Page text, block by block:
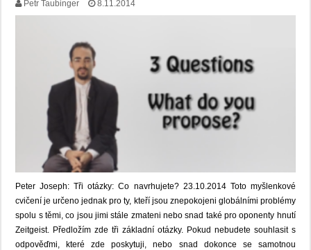
Petr Taubinger 8.11.2014
Peter Joseph: Tři otázky: Co navrhujete? 23.10.2014 Toto myšlenkové
cvičení je určeno jednak pro ty, kteří jsou znepokojeni globálními problémy
spolu s těmi, co jsou jimi stále zmateni nebo snad také pro oponenty hnutí
Zeitgeist. Předložím zde tři základní otázky. Pokud nebudete souhlasit s
odpověďmi, které zde poskytuji, nebo snad dokonce se samotnou